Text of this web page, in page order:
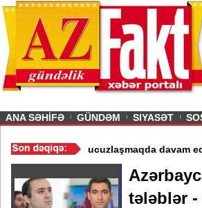
ANA SƏHİFƏ GÜNDƏM SIYASƏT
Video /Azərbaycan nefti ucuzlaşmaqda
tələblər